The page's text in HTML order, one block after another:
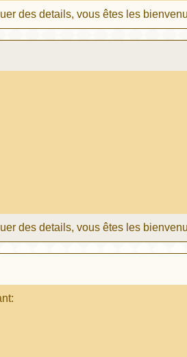
des details, vous êtes les
des details, vous êtes les